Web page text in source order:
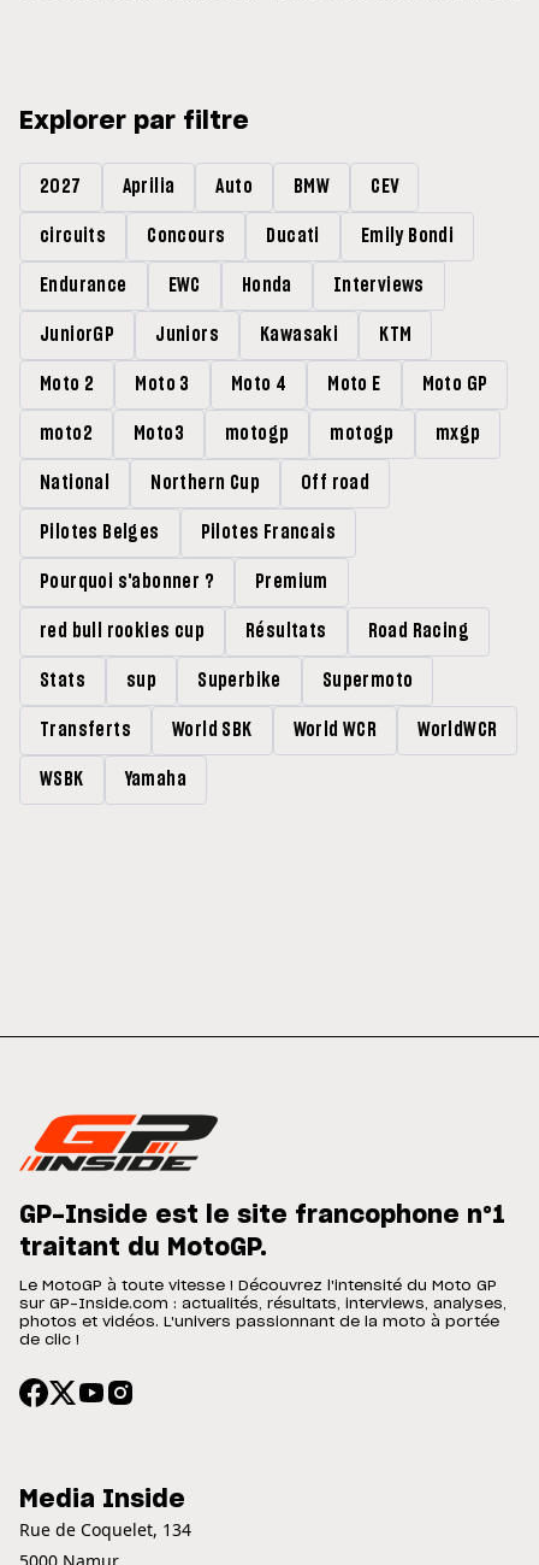
Explorer par filtre
2027 Aprilia Auto BMW CEV
circuits Concours Ducati Emily Bondi
Endurance EWC Honda Interviews
JuniorGP Juniors Kawasaki KTM
Moto 2 Moto 3 Moto 4 Moto E Moto GP
moto2 Moto3 motogp motogp mxgp
National Northern Cup Off road
Pilotes Belges Pilotes Francais
Pourquoi s'abonner ? Premium
red bull rookies cup Résultats Road Racing
Stats sup Superbike Supermoto
Transferts World SBK World WCR WorldWCR
WSBK Yamaha
GP-Inside est le site francophone n°1
traitant du MotoGP.
Le MotoGP à toute vitesse ! Découvrez l'intensité du Moto GP
sur GP-Inside.com : actualités, résultats, interviews, analyses,
photos et vidéos. L'univers passionnant de la moto à portée
de clic !
Media Inside
Rue de Coquelet, 134
5000 Namur